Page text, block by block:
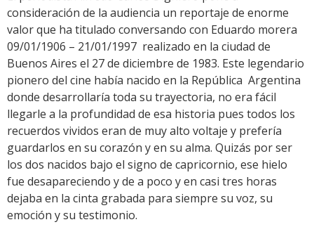
consideración de la audiencia un reportaje de enorme
valor que ha titulado conversando con Eduardo morera
09/01/1906 – 21/01/1997 realizado en la ciudad de
Buenos Aires el 27 de diciembre de 1983. Este legendario
pionero del cine había nacido en la República Argentina
donde desarrollaría toda su trayectoria, no era fácil
llegarle a la profundidad de esa historia pues todos los
recuerdos vividos eran de muy alto voltaje y prefería
guardarlos en su corazón y en su alma. Quizás por ser
los dos nacidos bajo el signo de capricornio, ese hielo
fue desapareciendo y de a poco y en casi tres horas
dejaba en la cinta grabada para siempre su voz, su
emoción y su testimonio.